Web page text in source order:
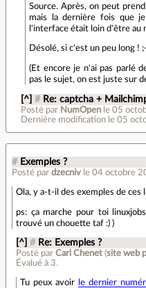
Source. Après, on peut
mais la dernière fois que
l'interface était loin d'être au
Désolé, si c'est un peu long !
(Et encore je n'ai pas parlé
pas le sujet, on est juste sur
[^] # Re: captcha +
Posté par NumOpen le 05
Dernière modification le 05
# Exemples ?
Posté par dzecniv le 04 octobre
Ola, y a-t-il des exemples de ces
ps: ça marche pour toi
trouvé un chouette taf :) )
[^] # Re: Exemples ?
Posté parCarl Chenet (site web
Évalué à 3.
Tu peux avoir le dernier